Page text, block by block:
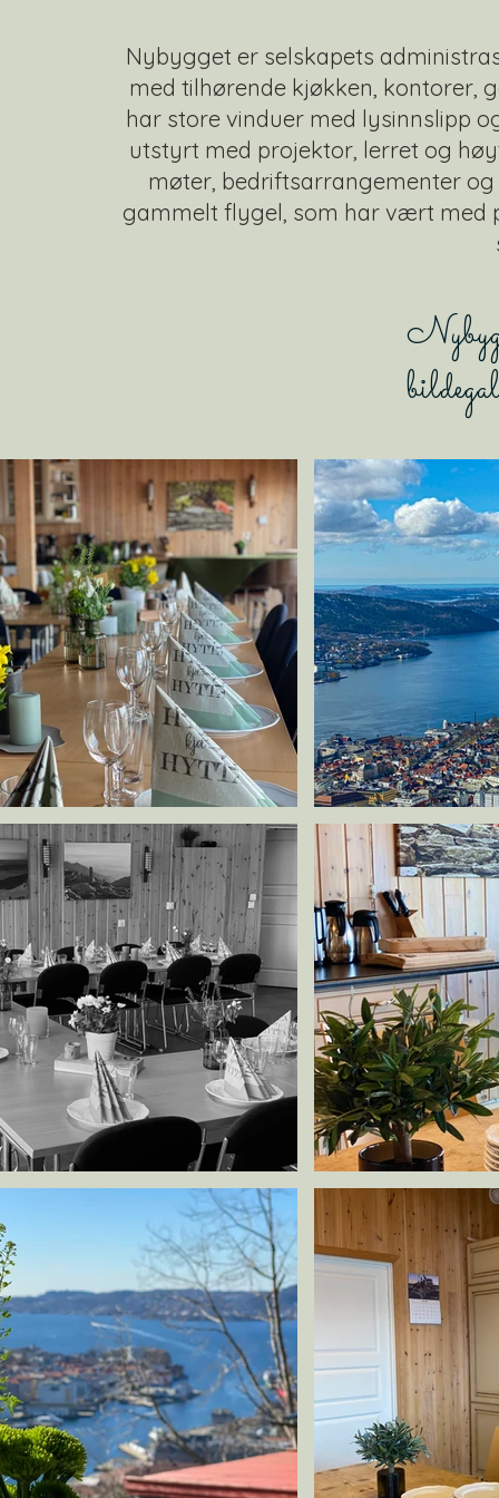
Nybygget er selskapets
med tilhørende kjøkken, kontorer,
har store vinduer med lysinnslipp
utstyrt med projektor, lerret og
møter, bedriftsarrangementer
gammelt flygel, som har vært med